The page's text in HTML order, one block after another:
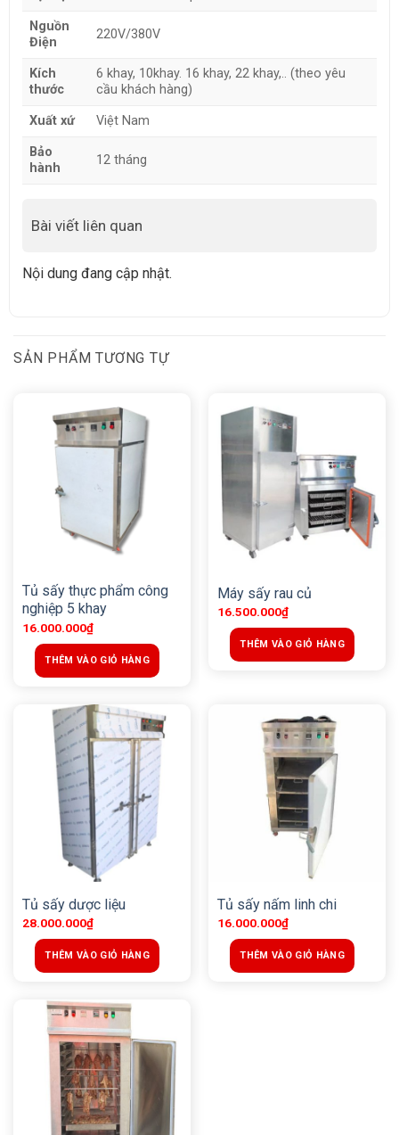
Nguồn
Điện
220V/380V
Kích
thước
6 khay, 10khay. 16 khay, 22 khay,.. (theo yêu
cầu khách hàng)
Xuất xứ Việt Nam
Bảo
hành
12 tháng
Bài viết liên quan
Nội dung đang cập nhật.
SẢN PHẨM TƯƠNG TỰ
Tủ sấy thực phẩm công
nghiệp 5 khay
16.000.000₫
THÊM VÀO GIỎ HÀNG
Máy sấy rau củ
16.500.000₫
THÊM VÀO GIỎ HÀNG
Tủ sấy dược liệu
28.000.000₫
THÊM VÀO GIỎ HÀNG
Tủ sấy nấm linh chi
16.000.000₫
THÊM VÀO GIỎ HÀNG